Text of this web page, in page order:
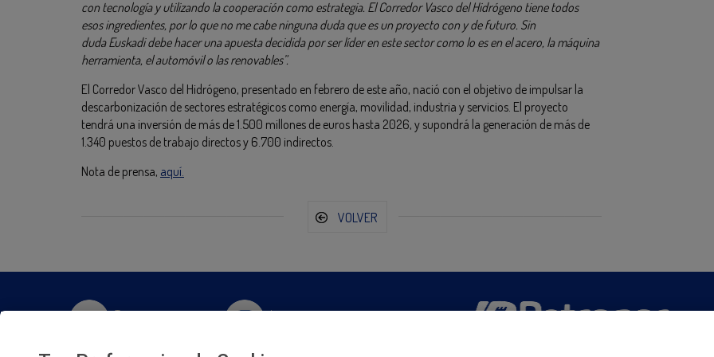
con tecnología y utilizando la cooperación como estrategia. El Corredor Vasco del Hidrógeno tiene todos
esos ingredientes, por lo que no me cabe ninguna duda que es un proyecto con y de futuro. Sin
duda Euskadi debe hacer una apuesta decidida por ser líder en este sector como lo es en el acero, la máquina
herramienta, el automóvil o las renovables”.
El Corredor Vasco del Hidrógeno, presentado en febrero de este año, nació con el objetivo de impulsar la
descarbonización de sectores estratégicos como energía, movilidad, industria y servicios. El proyecto
tendrá una inversión de más de 1.500 millones de euros hasta 2026, y supondrá la generación de más de
1.340 puestos de trabajo directos y 6.700 indirectos.
Nota de prensa, aquí.
VOLVER
Twitter Instagram